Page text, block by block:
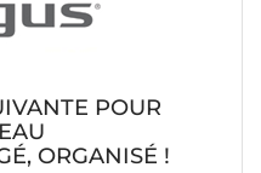
POUR
ORGANISÉ !